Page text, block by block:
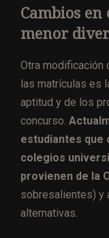
Cambios en
menor
Otra modificación
las matrículas es
aptitud y de los
concurso.
estudiantes que
colegios
provienen de la
sobresalientes) y
alternativas.